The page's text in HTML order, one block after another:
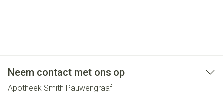
Neem contact met ons op
Apotheek Smith Pauwengraaf